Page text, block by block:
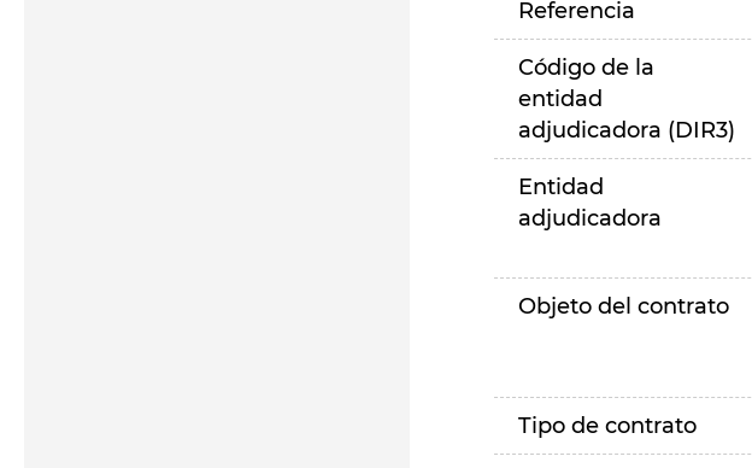
Referencia
Código de la
entidad
adjudicadora (DIR3)
Entidad
adjudicadora
Objeto del contrato
Tipo de contrato